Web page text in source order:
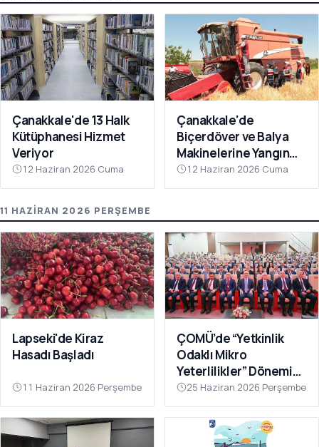
Çanakkale'de 13 Halk
Kütüphanesi Hizmet
Veriyor
12 Haziran 2026 Cuma
Çanakkale'de
Biçerdöver ve Balya
Makinelerine Yangın
Denetimi
12 Haziran 2026 Cuma
11 HAZIRAN 2026 PERŞEMBE
Lapseki'de Kiraz
Hasadı Başladı
11 Haziran 2026 Perşembe
ÇOMÜ’de “Yetkinlik
Odaklı Mikro
Yeterlilikler” Dönemi
Başlıyor
25 Haziran 2026 Perşembe